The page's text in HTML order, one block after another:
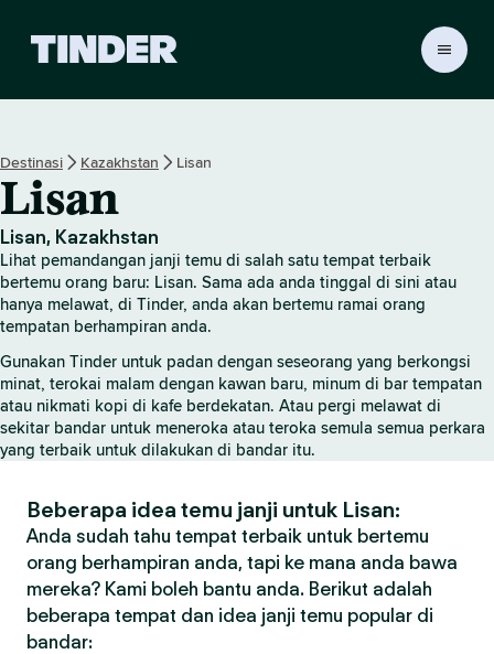
a
a
m
a
T
n
d
e
r
Destinasi Kazakhstan Lisan
Lisan
Lisan, Kazakhstan
Lihat pemandangan janji temu di salah satu tempat terbaik
bertemu orang baru: Lisan. Sama ada anda tinggal di sini atau
hanya melawat, di Tinder, anda akan bertemu ramai orang
tempatan berhampiran anda.
Gunakan Tinder untuk padan dengan seseorang yang berkongsi
minat, terokai malam dengan kawan baru, minum di bar tempatan
atau nikmati kopi di kafe berdekatan. Atau pergi melawat di
sekitar bandar untuk meneroka atau teroka semula semua perkara
yang terbaik untuk dilakukan di bandar itu.
Beberapa idea temu janji untuk Lisan:
Anda sudah tahu tempat terbaik untuk bertemu
orang berhampiran anda, tapi ke mana anda bawa
mereka? Kami boleh bantu anda. Berikut adalah
beberapa tempat dan idea janji temu popular di
bandar: